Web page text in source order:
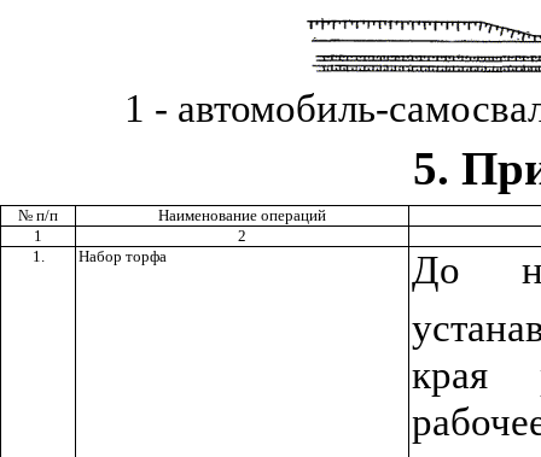
1 - автомобиль-
5.
№ п/п
Наименование операций
1
2
1.
Набор торфа
До
края